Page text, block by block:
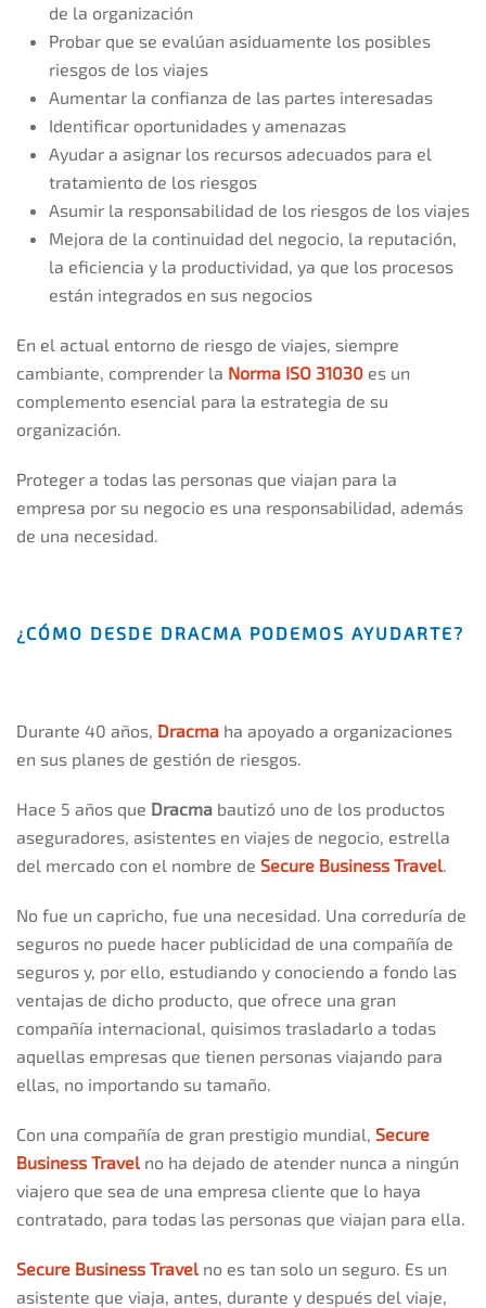
de la organización
Probar que se evalúan asiduamente los posibles
riesgos de los viajes
Aumentar la confianza de las partes interesadas
Identificar oportunidades y amenazas
Ayudar a asignar los recursos adecuados para el
tratamiento de los riesgos
Asumir la responsabilidad de los riesgos de los viajes
Mejora de la continuidad del negocio, la reputación,
la eficiencia y la productividad, ya que los procesos
están integrados en sus negocios
En el actual entorno de riesgo de viajes, siempre
cambiante, comprender la Norma ISO 31030 es un
complemento esencial para la estrategia de su
organización.
Proteger a todas las personas que viajan para la
empresa por su negocio es una responsabilidad, además
de una necesidad.
¿CÓMO DESDE DRACMA PODEMOS AYUDARTE?
Durante 40 años, Dracma ha apoyado a organizaciones
en sus planes de gestión de riesgos.
Hace 5 años que Dracma bautizó uno de los productos
aseguradores, asistentes en viajes de negocio, estrella
del mercado con el nombre de Secure Business Travel
No fue un capricho, fue una necesidad. Una correduría de
seguros no puede hacer publicidad de una compañía de
seguros y, por ello, estudiando y conociendo a fondo las
ventajas de dicho producto, que ofrece una gran
compañía internacional, quisimos trasladarlo a todas
aquellas empresas que tienen personas viajando para
ellas, no importando su tamaño.
Con una compañía de gran prestigio mundial, Secure
Business Travel no ha dejado de atender nunca a ningún
viajero que sea de una empresa cliente que lo haya
contratado, para todas las personas que viajan para ella.
Secure Business Travel no es tan solo un seguro. Es un
asistente que viaja, antes, durante y después del viaje,